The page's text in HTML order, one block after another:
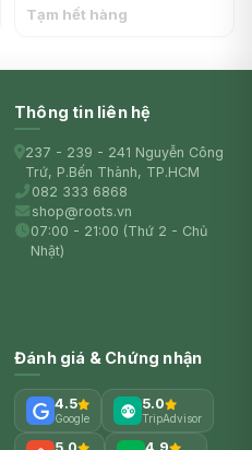
Tạm hết hàng
Thông tin liên hệ
237 - 239 - 241 Nguyễn Công
Trứ, P.Bến Thành, TP.HCM
082 333 6868
shop@roots.vn
07:00 - 21:00 (Thứ 2 - Chủ
Nhật)
Đánh giá & Chứng nhận
4.5
Google
5.0
TripAdvisor